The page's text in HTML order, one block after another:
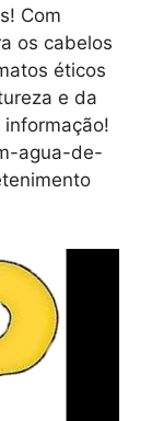
Com
os cabelos
éticos
e da
agua-de-